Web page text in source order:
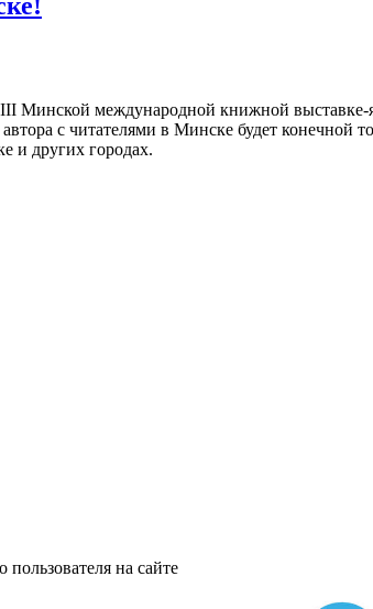
Минской международной книжной выставке-
с читателями в Минске будет
и других городах.
на сайте